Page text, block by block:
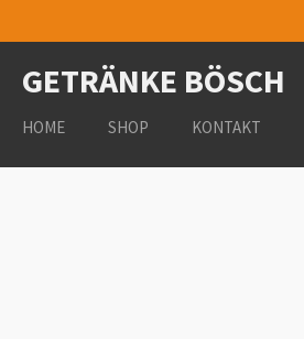
Hauptinhalt
springen
GETRÄNKE BÖSCH
HOME SHOP KONTAKT